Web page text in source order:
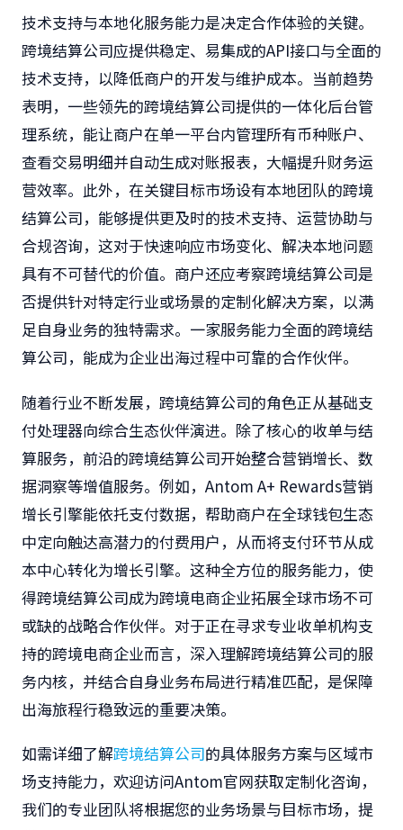
技术支持与本地化服务能力是决定合作体验的关键。
跨境结算公司应提供稳定、易集成的API接口与全面的
技术支持，以降低商户的开发与维护成本。当前趋势
表明，一些领先的跨境结算公司提供的一体化后台管
理系统，能让商户在单一平台内管理所有币种账户、
查看交易明细并自动生成对账报表，大幅提升财务运
营效率。此外，在关键目标市场设有本地团队的跨境
结算公司，能够提供更及时的技术支持、运营协助与
合规咨询，这对于快速响应市场变化、解决本地问题
具有不可替代的价值。商户还应考察跨境结算公司是
否提供针对特定行业或场景的定制化解决方案，以满
足自身业务的独特需求。一家服务能力全面的跨境结
算公司，能成为企业出海过程中可靠的合作伙伴。
随着行业不断发展，跨境结算公司的角色正从基础支
付处理器向综合生态伙伴演进。除了核心的收单与结
算服务，前沿的跨境结算公司开始整合营销增长、数
据洞察等增值服务。例如，Antom A+ Rewards营销
增长引擎能依托支付数据，帮助商户在全球钱包生态
中定向触达高潜力的付费用户，从而将支付环节从成
本中心转化为增长引擎。这种全方位的服务能力，使
得跨境结算公司成为跨境电商企业拓展全球市场不可
或缺的战略合作伙伴。对于正在寻求专业收单机构支
持的跨境电商企业而言，深入理解跨境结算公司的服
务内核，并结合自身业务布局进行精准匹配，是保障
出海旅程行稳致远的重要决策。
如需详细了解跨境结算公司的具体服务方案与区域市
场支持能力，欢迎访问Antom官网获取定制化咨询，
我们的专业团队将根据您的业务场景与目标市场，提